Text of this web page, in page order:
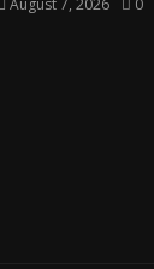
August 7, 2026 0